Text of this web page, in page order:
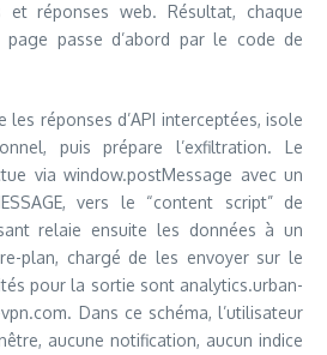
réponses web. Résultat, chaque
passe d’abord par le code de
les réponses d’API interceptées, isole
puis prépare l’exfiltration. Le
via window.postMessage avec un
vers le “content script” de
relaie ensuite les données à un
plan, chargé de les envoyer sur le
pour la sortie sont analytics.urban-
Dans ce schéma, l’utilisateur
aucune notification, aucun indice